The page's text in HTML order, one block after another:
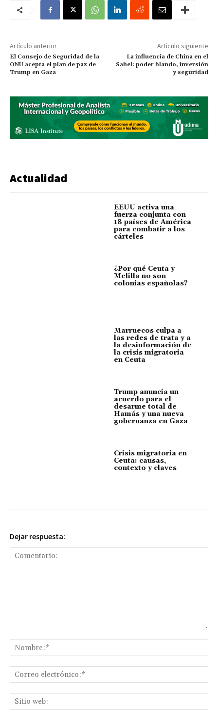
Artículo anterior
El Consejo de Seguridad de la
ONU acepta el plan de paz de
Trump en Gaza
Artículo siguiente
La influencia de China en el
Sahel: poder blando, inversión
y seguridad
Actualidad
EEUU activa una
fuerza conjunta con
18 países de América
para combatir a los
cárteles
¿Por qué Ceuta y
Melilla no son
colonias españolas?
Marruecos culpa a
las redes de trata y a
la desinformación de
la crisis migratoria
en Ceuta
Trump anuncia un
acuerdo para el
desarme total de
Hamás y una nueva
gobernanza en Gaza
Crisis migratoria en
Ceuta: causas,
contexto y claves
Dejar respuesta: